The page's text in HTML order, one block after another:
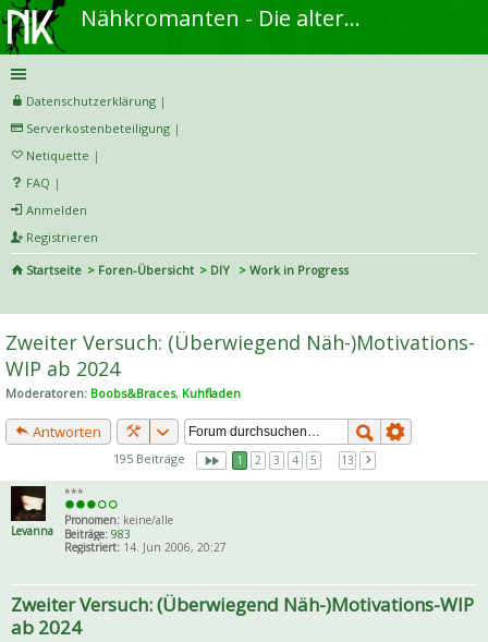
Nähkromanten - Die alternative Näh- und DIY-Community
Datenschutzerklärung |
Serverkostenbeteiligung |
Netiquette |
FAQ |
Anmelden
Registrieren
Startseite
Foren-Übersicht DIY
Work in Progress
he
Zweiter Versuch: (Überwiegend Näh-)Motivations-
WIP ab 2024
Moderatoren: Boobs&Braces, Kuhfladen
Antworten
195 Beiträge 1 2 3 4 5 13
Levanna
***
Pronomen: keine/alle
Beiträge: 983
Registriert: 14. Jun 2006, 20:27
Zweiter Versuch: (Überwiegend Näh-)Motivations-WIP
ab 2024